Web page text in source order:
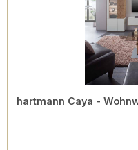
hartmann Caya -